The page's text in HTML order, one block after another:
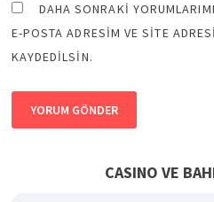
DAHA SONRAKI
E-POSTA ADRESIM VE SITE
KAYDEDILSIN.
CASINO VE